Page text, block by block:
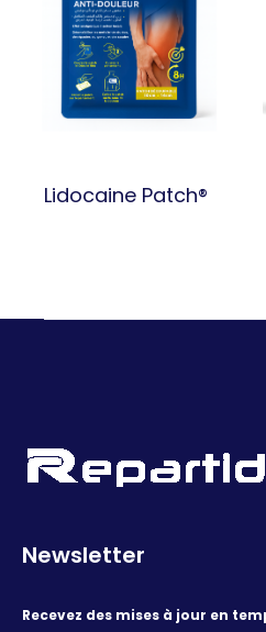
Lidocaine Patch®
Newsletter
Recevez des mises à jour en